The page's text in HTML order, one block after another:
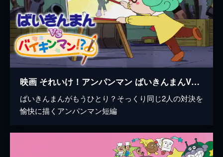
映画 それいけ！アンパンマン ばいきんまんVSバイキンマン！？
ばいきんまんがもうひとり？そっくり同じ2人の対決を
愉快に描くアンパンマン短編